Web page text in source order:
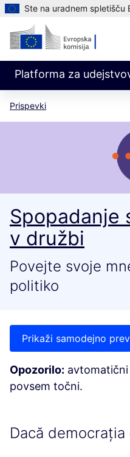
Ste na uradnem spletišču
Platforma za
Prispevki
Spopadanje
v družbi
Povejte svoje
politiko
Prikaži samodejno
Opozorilo:
povsem točni.
Dacă democrația